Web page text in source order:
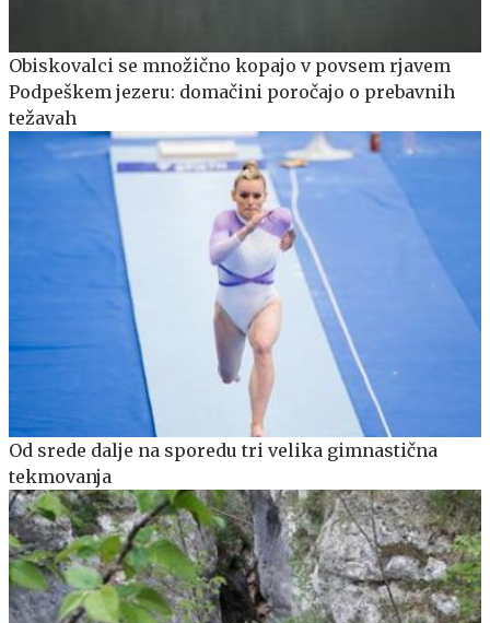
Obiskovalci se množično kopajo v povsem rjavem
Podpeškem jezeru: domačini poročajo o prebavnih
težavah
Od srede dalje na sporedu tri velika gimnastična
tekmovanja